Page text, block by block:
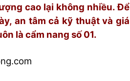
cao lại không nhiều. Để
an tâm cả kỹ thuật và giá
là cẩm nang số 01.